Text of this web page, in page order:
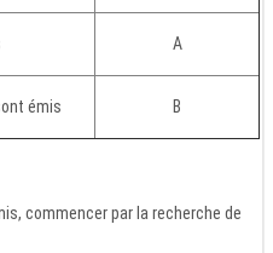
A
émis B
commencer par la recherche de